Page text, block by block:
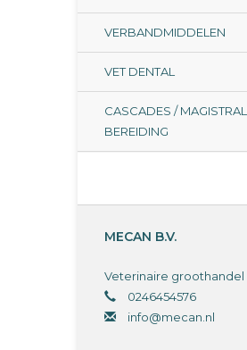
VERBANDMIDDELEN
VET DENTAL
CASCADES /
BEREIDING
MECAN B.V.
Veterinaire groothandel
0246454576
info@mecan.nl